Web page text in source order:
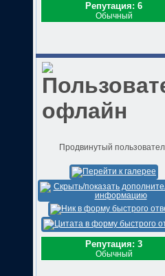
Репутация: 6
Обычный
Продвинутый
Репутация: 3
Обычный